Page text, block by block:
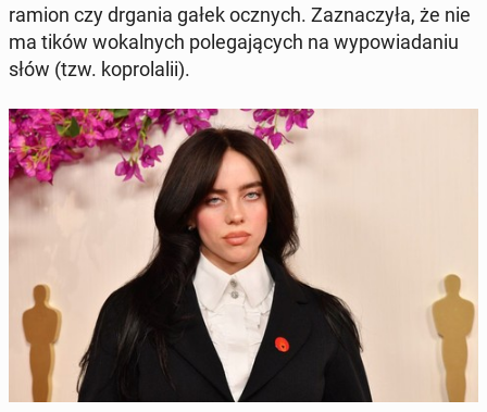
ramion czy drgania gałek ocznych. Za­zna­czy­ła, że nie
ma tików wo­kal­nych po­le­ga­ją­cych na wy­po­wia­da­niu
słów (tzw. ko­pro­la­lii).